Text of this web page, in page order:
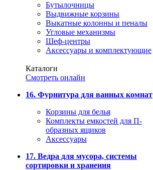
Бутылочницы
Выдвижные корзины
Выкатные колонны и пеналы
Угловые механизмы
Шеф-центры
Аксессуары и комплектующие
Каталоги
Смотреть онлайн
16. Фурнитура для ванных комнат
Корзины для белья
Комплекты емкостей для П-
образных ящиков
Аксессуары
17. Ведра для мусора, системы
сортировки и хранения